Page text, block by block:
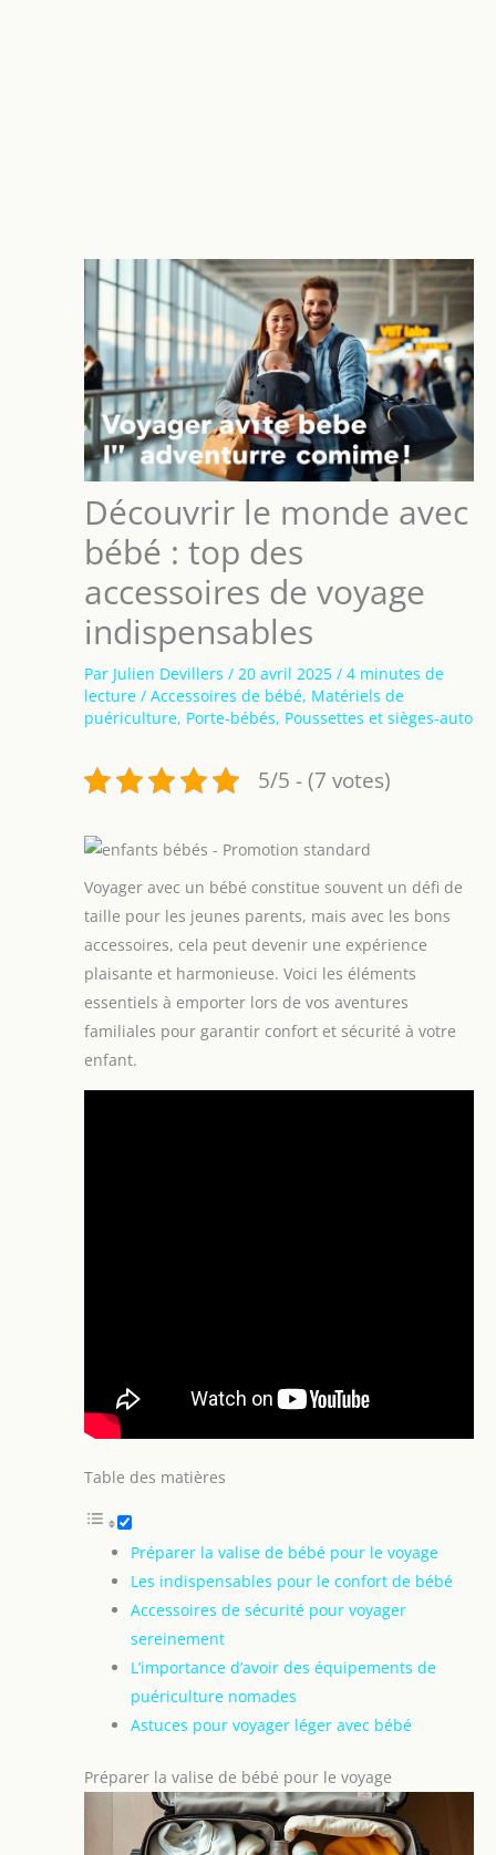
Découvrir le monde avec
bébé : top des
accessoires de voyage
indispensables
Par Julien Devillers / 20 avril 2025 / 4 minutes de
lecture / Accessoires de bébé, Matériels de
puériculture, Porte-bébés, Poussettes et sièges-auto
5/5 - (7 votes)
Voyager avec un bébé constitue souvent un défi de
taille pour les jeunes parents, mais avec les bons
accessoires, cela peut devenir une expérience
plaisante et harmonieuse. Voici les éléments
essentiels à emporter lors de vos aventures
familiales pour garantir confort et sécurité à votre
enfant.
Table des matières
Préparer la valise de bébé pour le voyage
Les indispensables pour le confort de bébé
Accessoires de sécurité pour voyager
sereinement
L’importance d’avoir des équipements de
puériculture nomades
Astuces pour voyager léger avec bébé
Préparer la valise de bébé pour le voyage